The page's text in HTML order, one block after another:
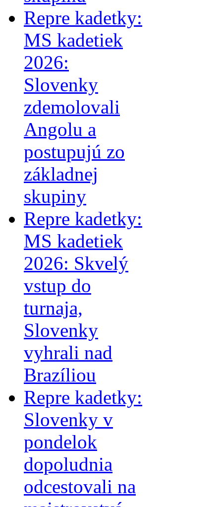
Repre kadetky:
MS kadetiek
2026:
Slovenky
zdemolovali
Angolu a
postupujú zo
základnej
skupiny
Repre kadetky:
MS kadetiek
2026: Skvelý
vstup do
turnaja,
Slovenky
vyhrali nad
Brazíliou
Repre kadetky:
Slovenky v
pondelok
dopoludnia
odcestovali na